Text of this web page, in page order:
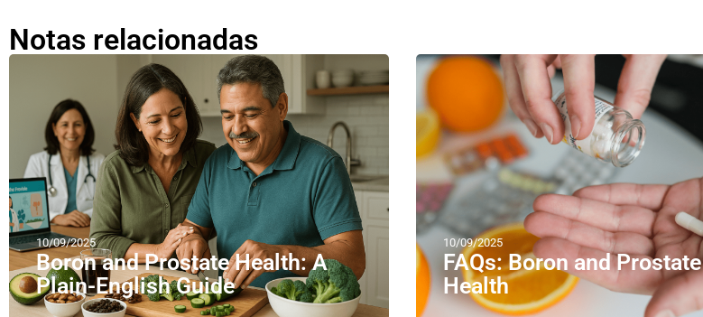
Notas relacionadas
10/09/2025
Boron and Prostate Health: A
Plain-English Guide
10/09/2025
FAQs: Boron and Prostate
Health